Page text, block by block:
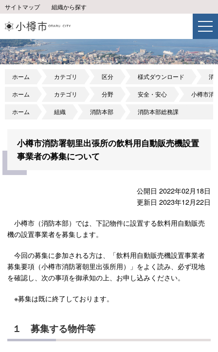
サイトマップ 組織から探す
ホーム カテゴリ 区分 様式ダウンロード 消
ホーム カテゴリ 分野 安全・安心 小樽市消
ホーム 組織 消防本部 消防本部総務課
小樽市消防署朝里出張所の飲料用自動販売機設置
事業者の募集について
公開日 2022年02月18日
更新日 2023年12月22日
小樽市（消防本部）では、下記物件に設置する飲料用自動販売
機の設置事業者を募集します。
今回の募集に参加される方は、「飲料用自動販売機設置事業者
募集要項（小樽市消防署朝里出張所用）」をよく読み、必ず現地
を確認し、次の事項を御承知の上、お申し込みください。
※募集は既に終了しております。
１ 募集する物件等